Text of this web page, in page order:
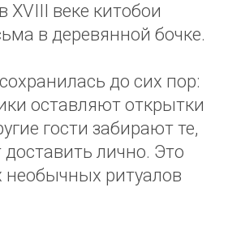
XVIII веке китобои
в деревянной бочке.
до сих пор:
оставляют открытки
гости забирают те,
лично. Это
ритуалов